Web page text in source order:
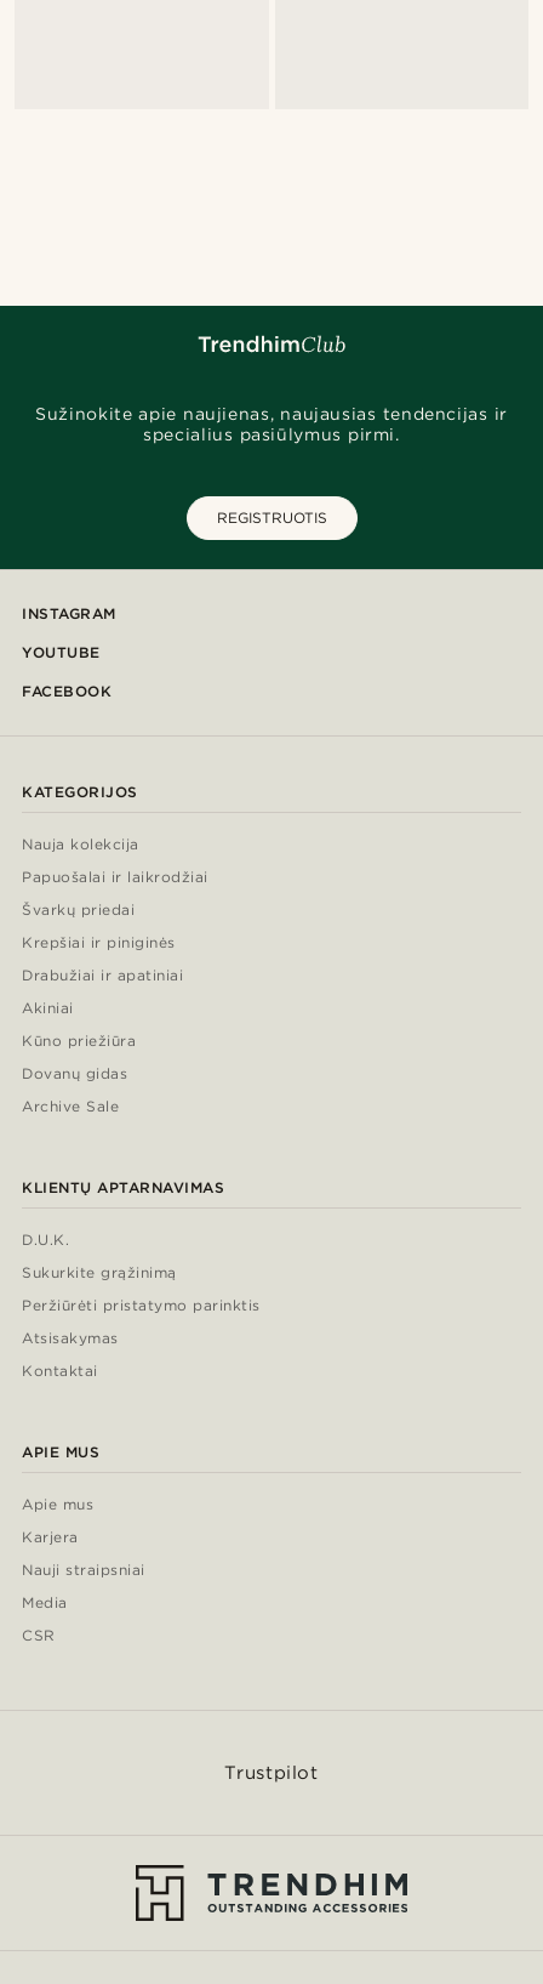
Sužinokite apie naujienas, naujausias tendencijas ir
specialius pasiūlymus pirmi.
REGISTRUOTIS
INSTAGRAM
YOUTUBE
FACEBOOK
KATEGORIJOS
Nauja kolekcija
Papuošalai ir laikrodžiai
Švarkų priedai
Krepšiai ir piniginės
Drabužiai ir apatiniai
Akiniai
Kūno priežiūra
Dovanų gidas
Archive Sale
KLIENTŲ APTARNAVIMAS
D.U.K.
Sukurkite grąžinimą
Peržiūrėti pristatymo parinktis
Atsisakymas
Kontaktai
APIE MUS
Apie mus
Karjera
Nauji straipsniai
Media
CSR
Trustpilot